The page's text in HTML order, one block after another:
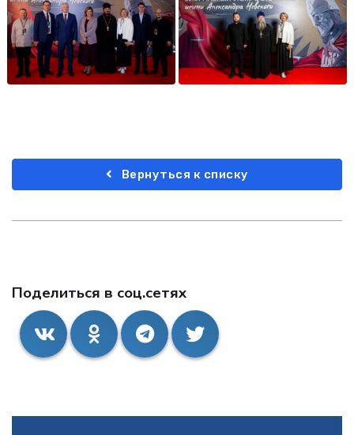
Поделиться в соц.сетях
Вернуться к списку